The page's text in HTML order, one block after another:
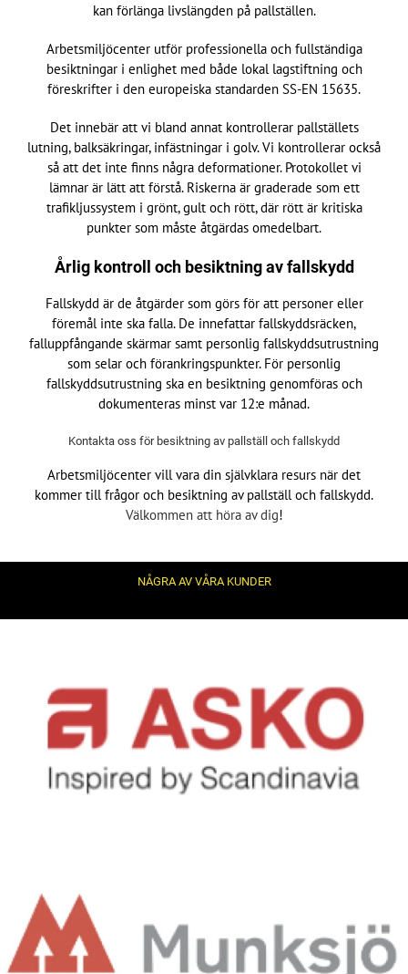
kan förlänga livslängden på pallställen.
Arbetsmiljöcenter utför professionella och fullständiga
besiktningar i enlighet med både lokal lagstiftning och
föreskrifter i den europeiska standarden SS-EN 15635.
Det innebär att vi bland annat kontrollerar pallställets
lutning, balksäkringar, infästningar i golv. Vi kontrollerar också
så att det inte finns några deformationer. Protokollet vi
lämnar är lätt att förstå. Riskerna är graderade som ett
trafikljussystem i grönt, gult och rött, där rött är kritiska
punkter som måste åtgärdas omedelbart.
Årlig kontroll och besiktning av fallskydd
Fallskydd är de åtgärder som görs för att personer eller
föremål inte ska falla. De innefattar fallskyddsräcken,
falluppfångande skärmar samt personlig fallskyddsutrustning
som selar och förankringspunkter. För personlig
fallskyddsutrustning ska en besiktning genomföras och
dokumenteras minst var 12:e månad.
Kontakta oss för besiktning av pallställ och fallskydd
Arbetsmiljöcenter vill vara din självklara resurs när det
kommer till frågor och besiktning av pallställ och fallskydd.
Välkommen att höra av dig!
NÅGRA AV VÅRA KUNDER